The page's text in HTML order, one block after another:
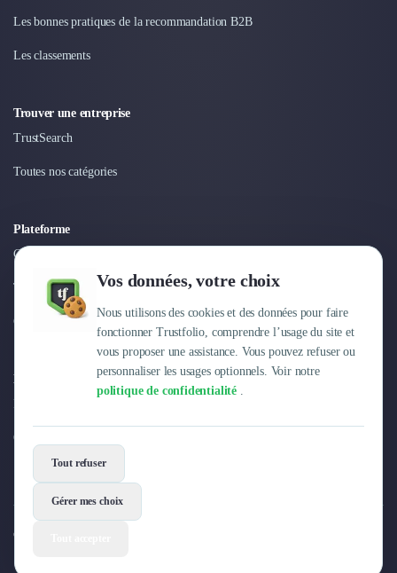
Vos données, votre choix
Nous utilisons des cookies et des données pour faire
fonctionner Trustfolio, comprendre l’usage du site et
vous proposer une assistance. Vous pouvez refuser ou
personnaliser les usages optionnels. Voir notre
politique de confidentialité .
Tout refuser
Gérer mes choix
Les bonnes pratiques de la recommandation B2B
Les classements
Trouver une entreprise
TrustSearch
Toutes nos catégories
Plateforme
Connexion
Tarifs
Centre d'aide
Entreprise
Pourquoi Trustfolio ?
Offres d'emploi
© 2026 Trustfolio. Tous droits réservés.